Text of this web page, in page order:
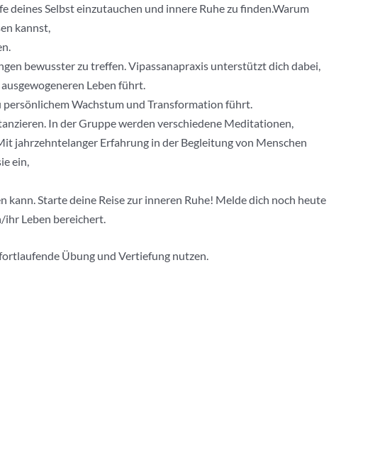
Selbst einzutauchen und innere Ruhe zu finden.Warum
kannst,
bewusster zu treffen. Vipassanapraxis unterstützt dich dabei,
Leben führt.
Wachstum und Transformation führt.
In der Gruppe werden verschiedene Meditationen,
jahrzehntelanger Erfahrung in der Begleitung von Menschen
ein,
Starte deine Reise zur inneren Ruhe! Melde dich noch heute
Leben bereichert.
Übung und Vertiefung nutzen.